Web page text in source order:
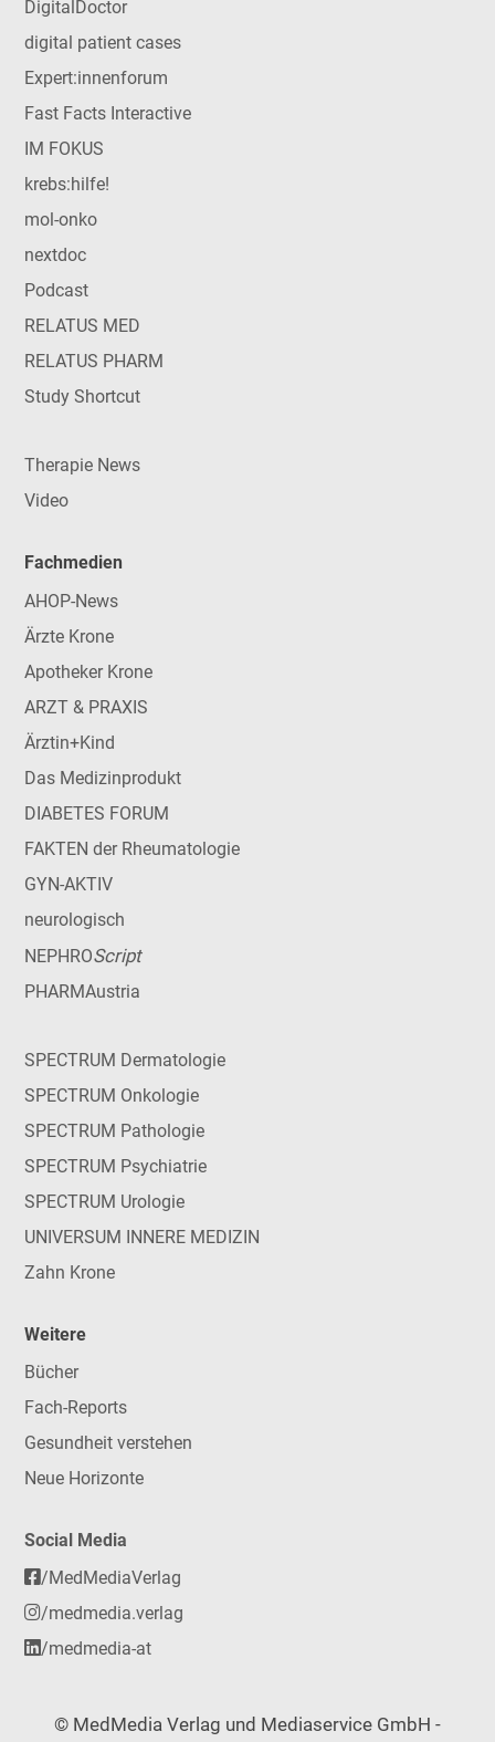
DigitalDoctor
digital patient cases
Expert:innenforum
Fast Facts Interactive
IM FOKUS
krebs:hilfe!
mol-onko
nextdoc
Podcast
RELATUS MED
RELATUS PHARM
Study Shortcut
Therapie News
Video
Fachmedien
AHOP-News
Ärzte Krone
Apotheker Krone
ARZT & PRAXIS
Ärztin+Kind
Das Medizinprodukt
DIABETES FORUM
FAKTEN der Rheumatologie
GYN-AKTIV
neurologisch
NEPHROScript
PHARMAustria
SPECTRUM Dermatologie
SPECTRUM Onkologie
SPECTRUM Pathologie
SPECTRUM Psychiatrie
SPECTRUM Urologie
UNIVERSUM INNERE MEDIZIN
Zahn Krone
Weitere
Bücher
Fach-Reports
Gesundheit verstehen
Neue Horizonte
Social Media
/MedMediaVerlag
/medmedia.verlag
/medmedia-at
© MedMedia Verlag und Mediaservice GmbH -